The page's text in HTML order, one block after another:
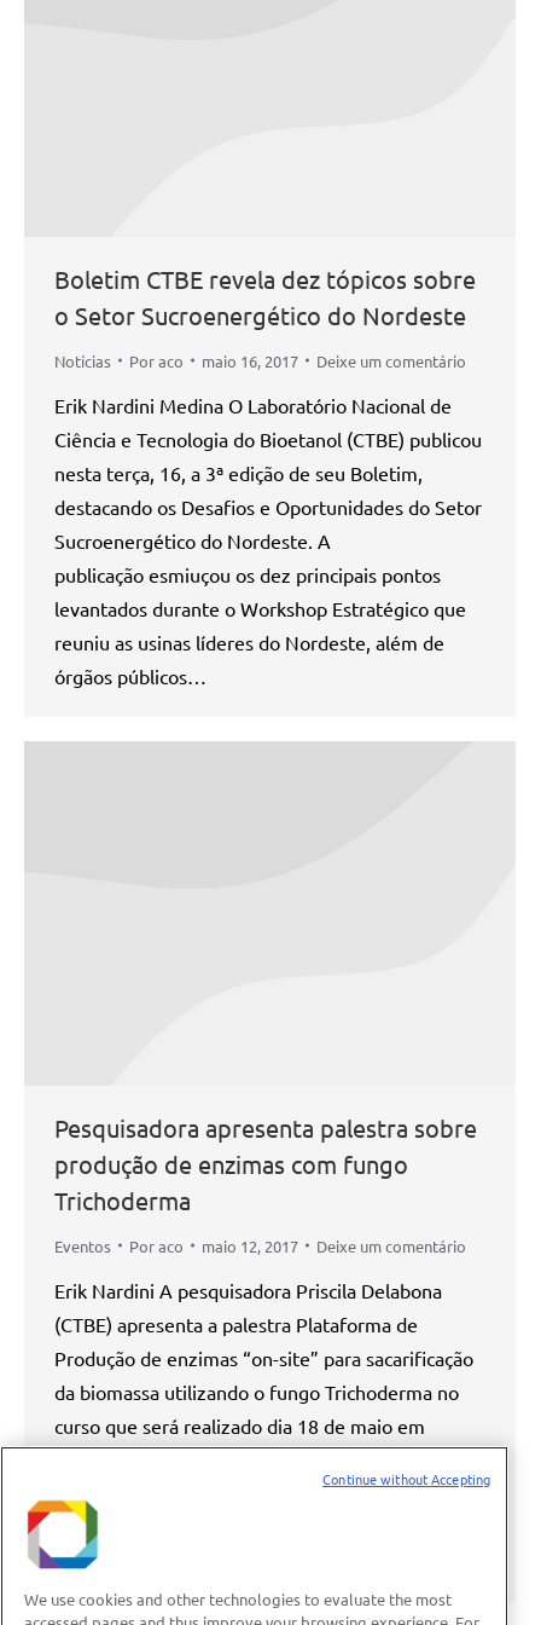
Boletim CTBE revela dez tópicos sobre
o Setor Sucroenergético do Nordeste
Notícias Poraco maio 16, 2017 Deixe um comentário
Erik Nardini Medina O Laboratório Nacional de
Ciência e Tecnologia do Bioetanol (CTBE) publicou
nesta terça, 16, a 3ª edição de seu Boletim,
destacando os Desafios e Oportunidades do Setor
Sucroenergético do Nordeste. A
publicação esmiuçou os dez principais pontos
levantados durante o Workshop Estratégico que
reuniu as usinas líderes do Nordeste, além de
órgãos públicos…
Pesquisadora apresenta palestra sobre
produção de enzimas com fungo
Trichoderma
Eventos Poraco maio 12, 2017 Deixe um comentário
Erik Nardini A pesquisadora Priscila Delabona
(CTBE) apresenta a palestra Plataforma de
Produção de enzimas “on-site” para sacarificação
da biomassa utilizando o fungo Trichoderma no
curso que será realizado dia 18 de maio em
palestra de Delabona acontece a partir das 16h50
e está inserida na programação do Curso de
Diversificação e…
We use cookies and other technologies to evaluate the most
Continue without Accepting